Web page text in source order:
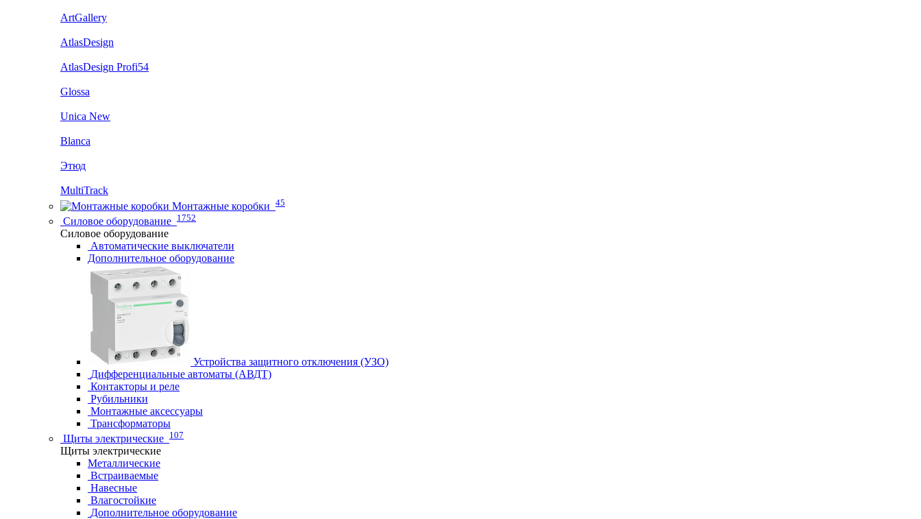
ArtGallery
AtlasDesign
AtlasDesign Profi54
Glossa
Unica New
Blanca
Этюд
MultiTrack
Монтажные коробки 45
Силовое оборудование 1752
Силовое оборудование
Автоматические выключатели
Дополнительное оборудование
Устройства защитного отключения (УЗО)
Дифференциальные автоматы (АВДТ)
Контакторы и реле
Рубильники
Монтажные аксессуары
Трансформаторы
Щиты электрические 107
Щиты электрические
Металлические
Встраиваемые
Навесные
Влагостойкие
Дополнительное оборудование